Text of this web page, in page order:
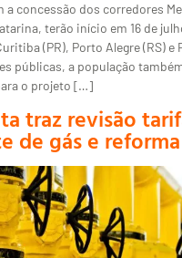
a concessão dos corredores
terão início em 16 de
(PR), Porto Alegre (RS) e
públicas, a população
o projeto […]
traz revisão
de gás e